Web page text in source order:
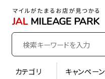
カテゴリ キャンペーン